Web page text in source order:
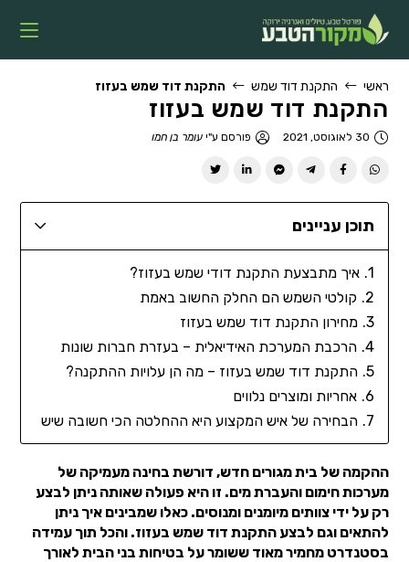
ראשי התקנת דוד שמש התקנת דוד שמש בעזוז
התקנת דוד שמש בעזוז
30 לאוגוסט, 2021 פורסם ע"יעומר בן חמו
תוכן עניינים
איך מתבצעת התקנת דודי שמש בעזוז?
קולטי השמש הם החלק החשוב באמת
מחירון התקנת דוד שמש בעזוז
הרכבת המערכת האידיאלית – בעזרת חברות שונות
התקנת דוד שמש בעזוז – מה הן עלויות ההתקנה?
אחריות ומוצרים נלווים
הבחירה של איש המקצוע היא ההחלטה הכי חשובה שיש
ההקמה של בית מגורים חדש, דורשת בחינה מעמיקה של
מערכות חימום והעברת מים. זו היא פעולה שאותה ניתן לבצע
רק על ידי צוותים מיומנים ומנוסים. כאלו שמבינים איך ניתן
להתאים וגם לבצע התקנת דוד שמש בעזוז. והכל תוך עמידה
בסטנדרט מחמיר מאוד ששומר על בטיחות בני הבית לאורך